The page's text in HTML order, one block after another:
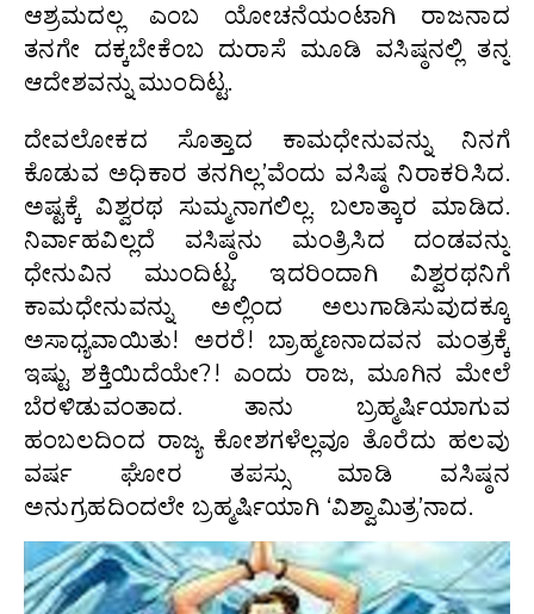
ಆಶ್ರಮದಲ್ಲ ಎಂಬ ಯೋಚನೆಯಂಟಾಗಿ ರಾಜನಾದ
ತನಗೇ ದಕ್ಕಬೇಕೆಂಬ ದುರಾಸೆ ಮೂಡಿ ವಸಿಷ್ಠನಲ್ಲಿ ತನ್ನ
ಆದೇಶವನ್ನು ಮುಂದಿಟ್ಟ.
ದೇವಲೋಕದ ಸೊತ್ತಾದ ಕಾಮಧೇನುವನ್ನು ನಿನಗೆ
ಕೊಡುವ ಅಧಿಕಾರ ತನಗಿಲ್ಲ’ವೆಂದು ವಸಿಷ್ಠ ನಿರಾಕರಿಸಿದ.
ಅಷ್ಟಕ್ಕೆ ವಿಶ್ವರಥ ಸುಮ್ಮನಾಗಲಿಲ್ಲ. ಬಲಾತ್ಕಾರ ಮಾಡಿದ.
ನಿರ್ವಾಹವಿಲ್ಲದೆ ವಸಿಷ್ಠನು ಮಂತ್ರಿಸಿದ ದಂಡವನ್ನು
ಧೇನುವಿನ ಮುಂದಿಟ್ಟ. ಇದರಿಂದಾಗಿ ವಿಶ್ವರಥನಿಗೆ
ಕಾಮಧೇನುವನ್ನು ಅಲ್ಲಿಂದ ಅಲುಗಾಡಿಸುವುದಕ್ಕೂ
ಅಸಾಧ್ಯವಾಯಿತು! ಅರರೆ! ಬ್ರಾಹ್ಮಣನಾದವನ ಮಂತ್ರಕ್ಕೆ
ಇಷ್ಟು ಶಕ್ತಿಯಿದೆಯೇ?! ಎಂದು ರಾಜ, ಮೂಗಿನ ಮೇಲೆ
ಬೆರಳಿಡುವಂತಾದ. ತಾನು ಬ್ರಹ್ಮರ್ಷಿಯಾಗುವ
ಹಂಬಲದಿಂದ ರಾಜ್ಯ ಕೋಶಗಳೆಲ್ಲವೂ ತೊರೆದು ಹಲವು
ವರ್ಷ ಘೋರ ತಪಸ್ಸು ಮಾಡಿ ವಸಿಷ್ಠನ
ಅನುಗ್ರಹದಿಂದಲೇ ಬ್ರಹ್ಮರ್ಷಿಯಾಗಿ ‘ವಿಶ್ವಾಮಿತ್ರ’ನಾದ.